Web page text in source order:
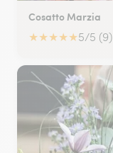
Cosatto Marzia
★★★★★5/5 (9)